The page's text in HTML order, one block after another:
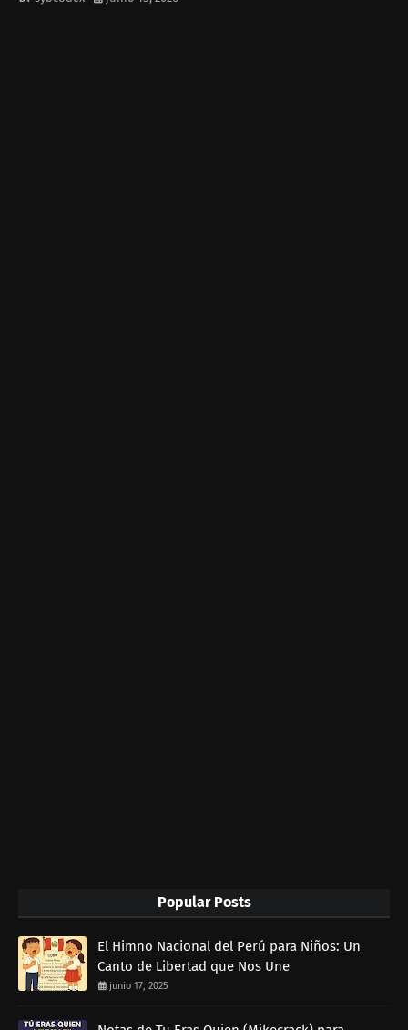
Popular Posts
El Himno Nacional del Perú para Niños: Un
Canto de Libertad que Nos Une
junio 17, 2025